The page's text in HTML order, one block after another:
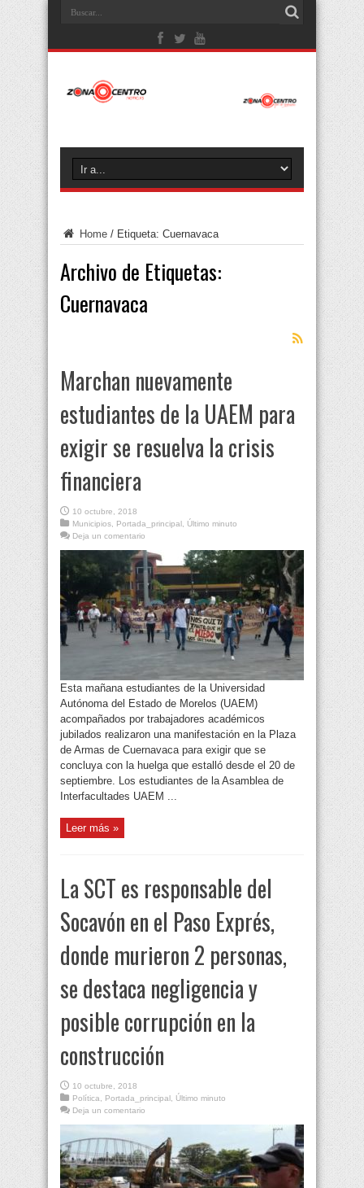
Home / Etiqueta: Cuernavaca
Archivo de Etiquetas:
Cuernavaca
Marchan nuevamente
estudiantes de la UAEM para
exigir se resuelva la crisis
financiera
10 octubre, 2018
Municipios, Portada_principal, Último minuto
Deja un comentario
Esta mañana estudiantes de la Universidad
Autónoma del Estado de Morelos (UAEM)
acompañados por trabajadores académicos
jubilados realizaron una manifestación en la Plaza
de Armas de Cuernavaca para exigir que se
concluya con la huelga que estalló desde el 20 de
septiembre. Los estudiantes de la Asamblea de
Interfacultades UAEM ...
Leer más »
La SCT es responsable del
Socavón en el Paso Exprés,
donde murieron 2 personas,
se destaca negligencia y
posible corrupción en la
construcción
10 octubre, 2018
Política, Portada_principal, Último minuto
Deja un comentario